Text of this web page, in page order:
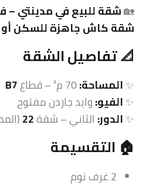
🏡شقةللبيع فيمدينتي–
شقةكاش جاهزة للسكن أو
📐تفاصيلالشقة
✨المساحة:
B7
✨الفيو:وايد جاردن مفتوح
✨الدور: الثاني – شقة22
🏠 التقسيمة
2 غرف نوم